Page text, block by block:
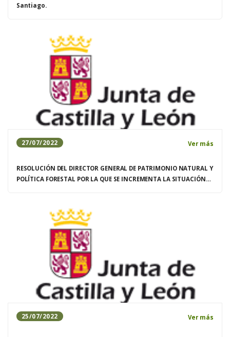
Santiago.
27/07/2022 Ver más
RESOLUCIÓN DEL DIRECTOR GENERAL DE PATRIMONIO NATURAL Y
POLÍTICA FORESTAL POR LA QUE SE INCREMENTA LA SITUACIÓN
COMUNIDAD AUTÓNOMA DE CASTILLA Y LEÓ
25/07/2022 Ver más